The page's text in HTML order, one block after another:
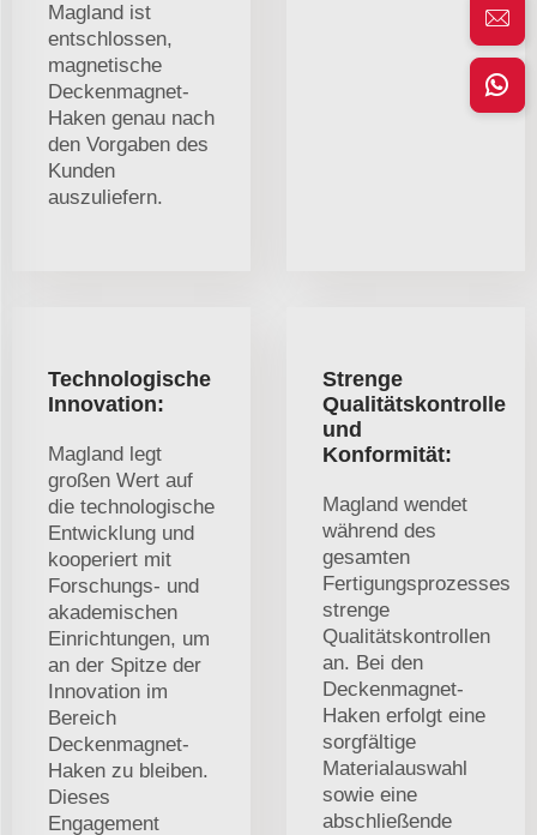
Magland ist
entschlossen,
magnetische
Deckenmagnet-
Haken genau nach
den Vorgaben des
Kunden
auszuliefern.
Technologische
Innovation:
Magland legt
großen Wert auf
die technologische
Entwicklung und
kooperiert mit
Forschungs- und
akademischen
Einrichtungen, um
an der Spitze der
Innovation im
Bereich
Deckenmagnet-
Haken zu bleiben.
Dieses
Engagement
Strenge
Qualitätskontrolle
und
Konformität:
Magland wendet
während des
gesamten
Fertigungsprozesses
strenge
Qualitätskontrollen
an. Bei den
Deckenmagnet-
Haken erfolgt eine
sorgfältige
Materialauswahl
sowie eine
abschließende